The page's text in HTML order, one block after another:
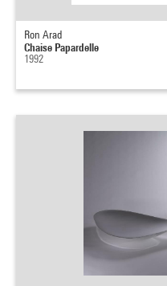
Ron Arad
Chaise Papardelle
1992